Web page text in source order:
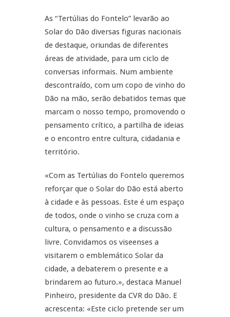
As “Tertúlias do Fontelo” levarão ao
Solar do Dão diversas figuras nacionais
de destaque, oriundas de diferentes
áreas de atividade, para um ciclo de
conversas informais. Num ambiente
descontraído, com um copo de vinho do
Dão na mão, serão debatidos temas que
marcam o nosso tempo, promovendo o
pensamento crítico, a partilha de ideias
e o encontro entre cultura, cidadania e
território.
«Com as Tertúlias do Fontelo queremos
reforçar que o Solar do Dão está aberto
à cidade e às pessoas. Este é um espaço
de todos, onde o vinho se cruza com a
cultura, o pensamento e a discussão
livre. Convidamos os viseenses a
visitarem o emblemático Solar da
cidade, a debaterem o presente e a
brindarem ao futuro.», destaca Manuel
Pinheiro, presidente da CVR do Dão. E
acrescenta: «Este ciclo pretende ser um